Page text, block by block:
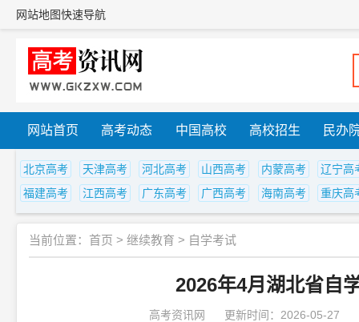
网站地图快速导航
网站首页 高考动态 中国高校 高校招生 民办
北京高考 天津高考 河北高考 山西高考 内蒙高考
辽宁高
福建高考
江西高考 广东高考 广西高考 海南高考 重庆高
当前位置： 首页 > 继续教育 > 自学考试
2026年4月湖北省自
高考资讯网 更新时间：2026-05-27